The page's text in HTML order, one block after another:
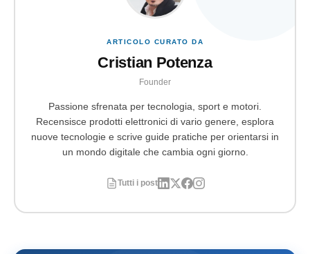
ARTICOLO CURATO DA
Cristian Potenza
Founder
Passione sfrenata per tecnologia, sport e motori.
Recensisce prodotti elettronici di vario genere, esplora
nuove tecnologie e scrive guide pratiche per orientarsi in
un mondo digitale che cambia ogni giorno.
Tutti i post